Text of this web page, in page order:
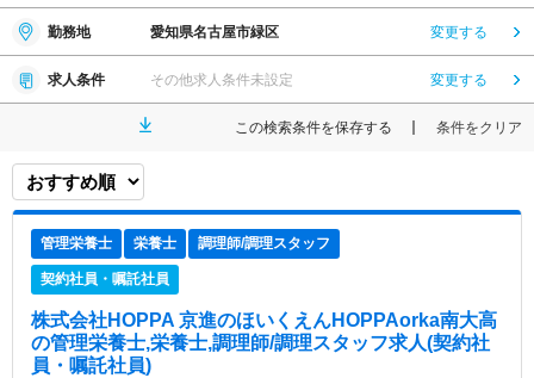
勤務地 愛知県名古屋市緑区 変更する
求人条件 その他求人条件未設定 変更する
この検索条件を保存する 条件をクリア
管理栄養士 栄養士 調理師/調理スタッフ
契約社員・嘱託社員
株式会社HOPPA 京進のほいくえんHOPPAorka南大高
の管理栄養士,栄養士,調理師/調理スタッフ求人(契約社
員・嘱託社員)